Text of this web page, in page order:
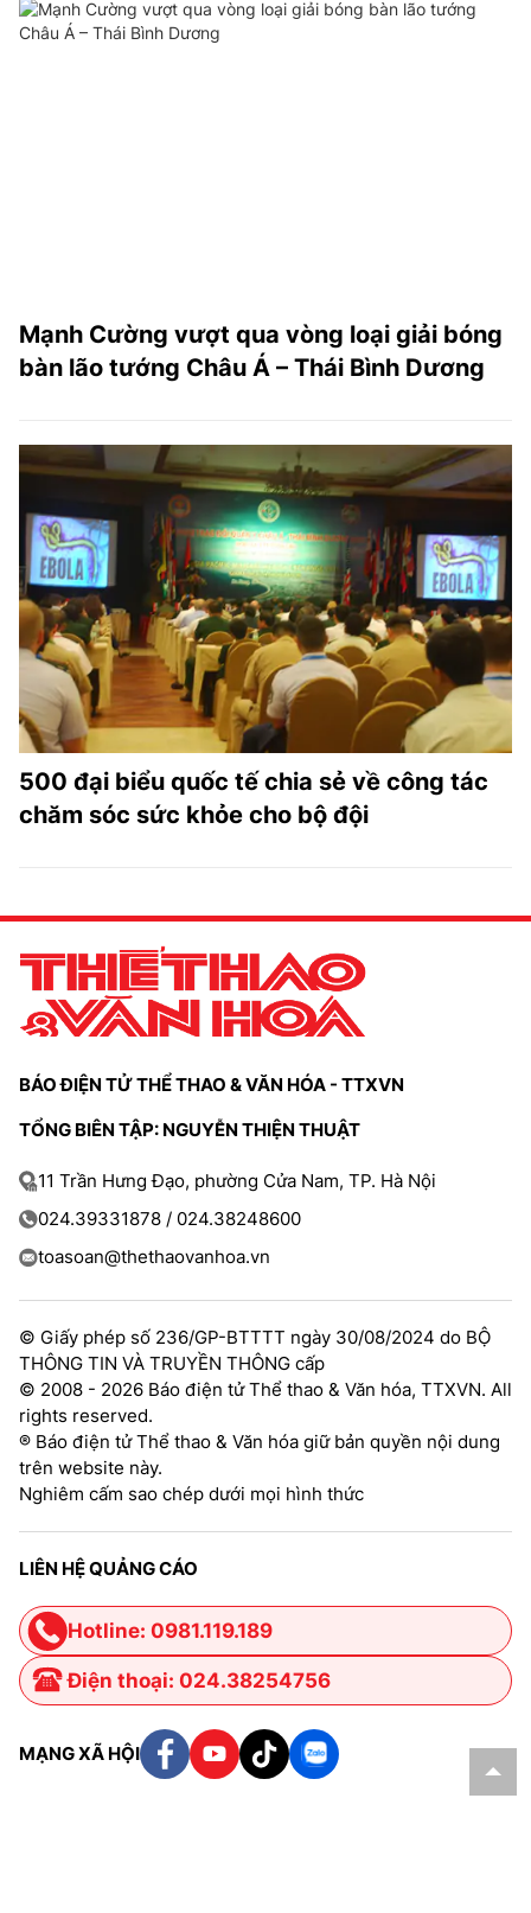
Mạnh Cường vượt qua vòng loại giải bóng
bàn lão tướng Châu Á – Thái Bình Dương
500 đại biểu quốc tế chia sẻ về công tác
chăm sóc sức khỏe cho bộ đội
BÁO ĐIỆN TỬ THỂ THAO & VĂN HÓA - TTXVN
TỔNG BIÊN TẬP: NGUYỄN THIỆN THUẬT
11 Trần Hưng Đạo, phường Cửa Nam, TP. Hà Nội
024.39331878 / 024.38248600
toasoan@thethaovanhoa.vn
© Giấy phép số 236/GP-BTTTT ngày 30/08/2024 do BỘ
THÔNG TIN VÀ TRUYỀN THÔNG cấp
© 2008 - 2026 Báo điện tử Thể thao & Văn hóa, TTXVN. All
rights reserved.
® Báo điện tử Thể thao & Văn hóa giữ bản quyền nội dung
trên website này.
Nghiêm cấm sao chép dưới mọi hình thức
LIÊN HỆ QUẢNG CÁO
Hotline: 0981.119.189
Điện thoại: 024.38254756
MẠNG XÃ HỘI